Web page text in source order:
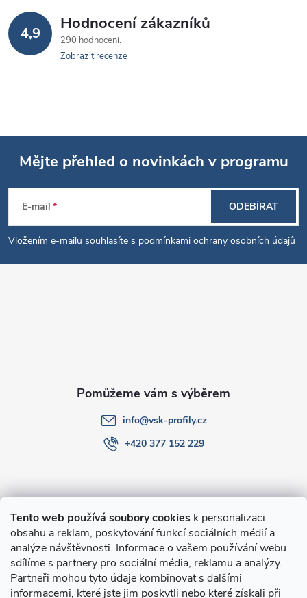
Tento web používá soubory cookies k personalizaci
obsahu a reklam, poskytování funkcí sociálních médií a
analýze návštěvnosti. Informace o vašem používání webu
sdílíme s partnery pro sociální média, reklamu a analýzy.
Partneři mohou tyto údaje kombinovat s dalšími
informacemi, které jste jim poskytli nebo které získali při
4,9 Hodnocení zákazníků
290 hodnocení
Zobrazit recenze
Z
á
p
Mějte přehled o novinkách v programu
E-mail
Vložením e-mailu souhlasíte s podmínkami ochrany osobních údajů
ODEBÍRAT
O nákupu
Novinky v programu Alusic
info@vsk-profily.cz
+420 377 152 229